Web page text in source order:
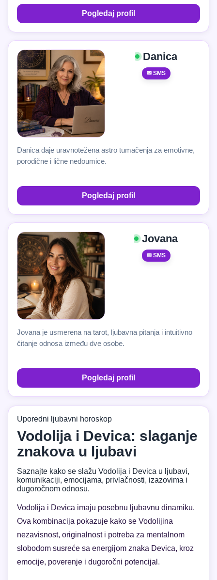
Pogledaj profil
Danica
✉ SMS
Danica daje uravnotežena astro tumačenja za emotivne,
porodične i lične nedoumice.
Pogledaj profil
Jovana
✉ SMS
Jovana je usmerena na tarot, ljubavna pitanja i intuitivno
čitanje odnosa između dve osobe.
Pogledaj profil
Uporedni ljubavni horoskop
Vodolija i Devica: slaganje
znakova u ljubavi
Saznajte kako se slažu Vodolija i Devica u ljubavi,
komunikaciji, emocijama, privlačnosti, izazovima i
dugoročnom odnosu.
Vodolija i Devica imaju posebnu ljubavnu dinamiku.
Ova kombinacija pokazuje kako se Vodolijina
nezavisnost, originalnost i potreba za mentalnom
slobodom susreće sa energijom znaka Devica, kroz
emocije, poverenje i dugoročni potencijal.